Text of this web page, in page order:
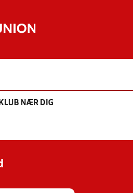
NÆR DIG